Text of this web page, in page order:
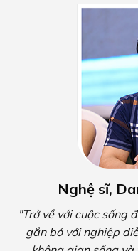
không gian sống
ẢNH BÀN